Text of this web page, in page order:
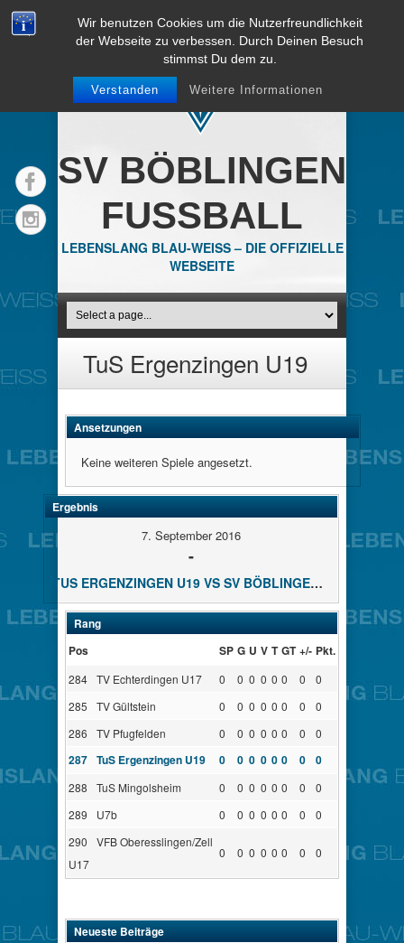
Wir benutzen Cookies um die Nutzerfreundlichkeit
der Webseite zu verbessen. Durch Deinen Besuch
stimmst Du dem zu.
Verstanden Weitere Informationen
SV BÖBLINGEN
FUSSBALL
LEBENSLANG BLAU-WEISS – DIE OFFIZIELLE
WEBSEITE
TuS Ergenzingen U19
Ansetzungen
Keine weiteren Spiele angesetzt.
Ergebnis
7. September 2016
-
TUS ERGENZINGEN U19 VS SV BÖBLINGEN U19
Rang
Pos
SP G U V T GT +/- Pkt.
284 TV Echterdingen U17 0 0 0 0 0 0 0
0
285
TV Gültstein 0 0 0 0 0 0 0
0
286
TV Pfugfelden 0 0 0 0 0 0 0 0
287 TuS Ergenzingen U19 0 0 0 0 0 0 0 0
288 TuS Mingolsheim 0 0 0 0 0 0 0
0
289
U7b 0 0 0 0 0 0 0
0
290
VFB Oberesslingen/Zell
U17
0 0 0 0 0 0 0 0
Neueste Beiträge